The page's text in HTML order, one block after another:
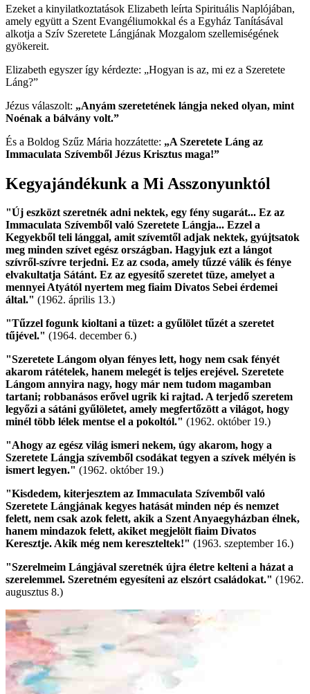
Ezeket a kinyilatkoztatások Elizabeth leírta Spirituális Naplójában,
amely együtt a Szent Evangéliumokkal és a Egyház Tanításával
alkotja a Szív Szeretete Lángjának Mozgalom szellemiségének
gyökereit.
Elizabeth egyszer így kérdezte: „Hogyan is az, mi ez a Szeretete
Láng?”
Jézus válaszolt: „Anyám szeretetének lángja neked olyan, mint
Noénak a bálvány volt.”
És a Boldog Szűz Mária hozzátette: „A Szeretete Láng az
Immaculata Szívemből Jézus Krisztus maga!”
Kegyajándékunk a Mi Asszonyunktól
"Új eszközt szeretnék adni nektek, egy fény sugarát... Ez az
Immaculata Szívemből való Szeretete Lángja... Ezzel a
Kegyekből teli lánggal, amit szívemtől adjak nektek, gyújtsatok
meg minden szívet egész országban. Hagyjuk ezt a lángot
szívről-szívre terjedni. Ez az csoda, amely tűzzé válik és fénye
elvakultatja Sátánt. Ez az egyesítő szeretet tüze, amelyet a
mennyei Atyától nyertem meg fiaim Divatos Sebei érdemei
által." (1962. április 13.)
"Tűzzel fogunk kioltani a tüzet: a gyűlölet tűzét a szeretet
tűjével." (1964. december 6.)
"Szeretete Lángom olyan fényes lett, hogy nem csak fényét
akarom rátételek, hanem melegét is teljes erejével. Szeretete
Lángom annyira nagy, hogy már nem tudom magamban
tartani; robbanásos erővel ugrik ki rajtad.A terjedő szeretem
legyőzi a sátáni gyűlöletet, amely megfertőzött a világot, hogy
minél több lélek mentse el a pokoltól." (1962. október 19.)
"Ahogy az egész világ ismeri nekem, úgy akarom, hogy a
Szeretete Lángja szívemből csodákat tegyen a szívek mélyén is
ismert legyen." (1962. október 19.)
"Kisdedem, kiterjesztem az Immaculata Szívemből való
Szeretete Lángjának kegyes hatását minden nép és nemzet
felett, nem csak azok felett, akik a Szent Anyaegyházban élnek,
hanem mindazok felett, akiket megjelölt fiaim Divatos
Keresztje. Akik még nem kereszteltek!" (1963. szeptember 16.)
"Szerelmeim Lángjával szeretnék újra életre kelteni a házat a
szerelemmel. Szeretném egyesíteni az elszórt családokat." (1962.
augusztus 8.)